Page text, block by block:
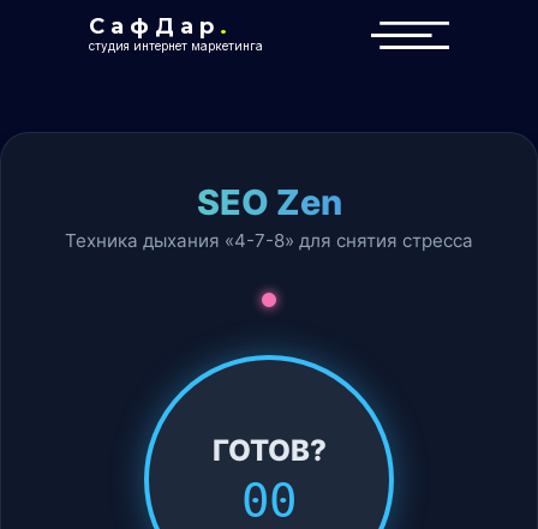
Бесплатный анализ
студия интернет маркетинга
СафДар .
SEO Zen
Техника дыхания «4-7-8» для снятия стресса
ГОТОВ?
00